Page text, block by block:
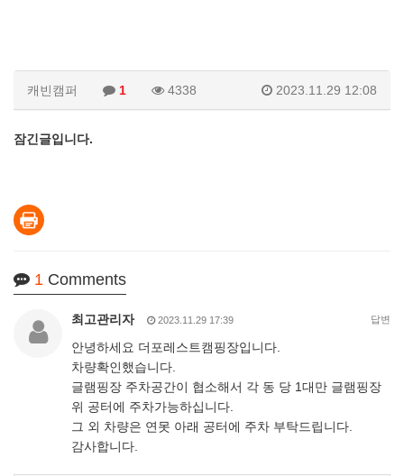
캐빈캠퍼 1 4338 2023.11.29 12:08
잠긴글입니다.
1 Comments
최고관리자 2023.11.29 17:39 답변
안녕하세요 더포레스트캠핑장입니다.
차량확인했습니다.
글램핑장 주차공간이 협소해서 각 동 당 1대만 글램핑장
위 공터에 주차가능하십니다.
그 외 차량은 연못 아래 공터에 주차 부탁드립니다.
감사합니다.